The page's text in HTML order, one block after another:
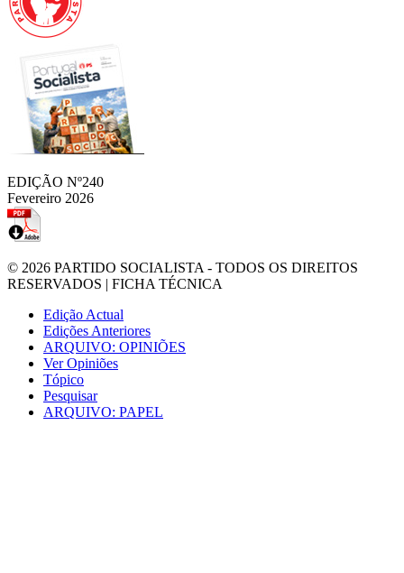
EDIÇÃO Nº240
Fevereiro 2026
© 2026 PARTIDO SOCIALISTA - TODOS OS DIREITOS
RESERVADOS | FICHA TÉCNICA
Edição Actual
Edições Anteriores
ARQUIVO: OPINIÕES
Ver Opiniões
Tópico
Pesquisar
ARQUIVO: PAPEL